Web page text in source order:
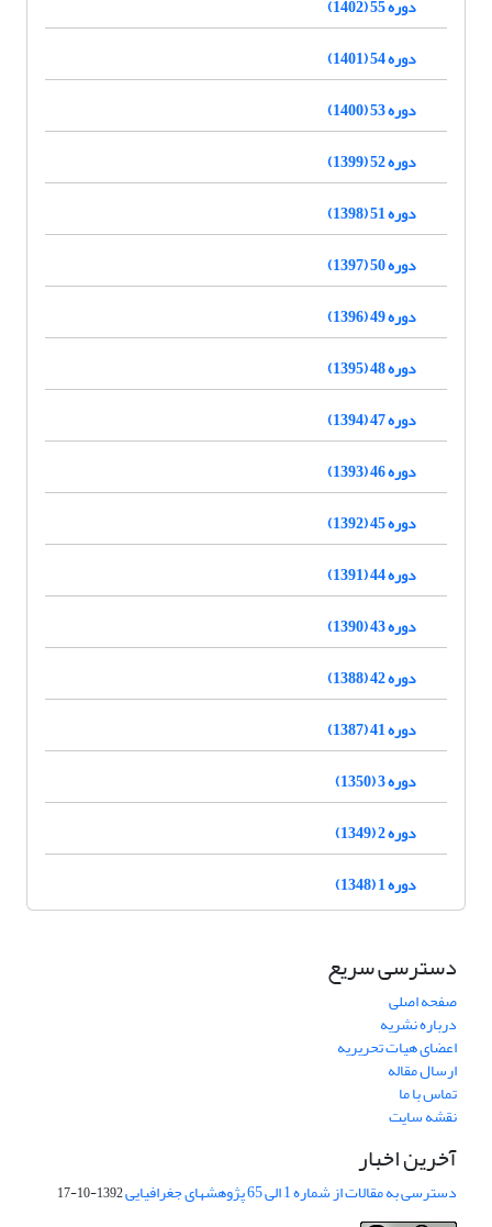
دوره 55 (1402)
دوره 54 (1401)
دوره 53 (1400)
دوره 52 (1399)
دوره 51 (1398)
دوره 50 (1397)
دوره 49 (1396)
دوره 48 (1395)
دوره 47 (1394)
دوره 46 (1393)
دوره 45 (1392)
دوره 44 (1391)
دوره 43 (1390)
دوره 42 (1388)
دوره 41 (1387)
دوره 3 (1350)
دوره 2 (1349)
دوره 1 (1348)
دسترسی سریع
صفحه اصلی
درباره نشریه
اعضای هیات تحریریه
ارسال مقاله
تماس با ما
نقشه سایت
آخرین اخبار
دسترسی به مقالات از شماره 1 الی 65 پژوهشهای جغرافیایی 1392-10-17